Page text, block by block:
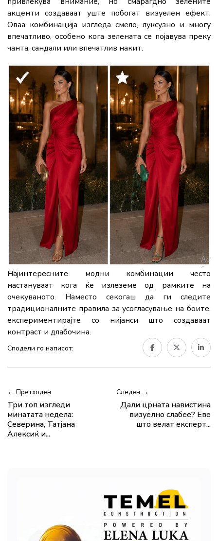
акценти создаваат уште побогат визуелен ефект.
Оваа комбинација изгледа смело, луксузно и многу
впечатливо, особено кога зелената се појавува преку
чанта, сандали или впечатлив накит.
Најинтересните модни комбинации често
настануваат кога ќе излеземе од рамките на
очекуваното. Наместо секогаш да ги следите
традиционалните правила за усогласување на боите,
експериментирајте со нијанси што создаваат
контраст и длабочина.
Сподели го написот:
← Претходен
Три топ изгледи
минатата недела:
Северина, Татјана
Алексиќ и...
Следен →
Дали црната навистина
визуелно слабее? Еве
што велат експерт...